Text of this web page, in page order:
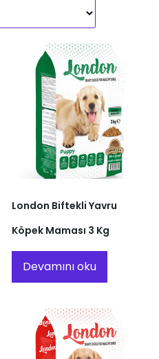
London Biftekli Yavru
Köpek Maması 3 Kg
Devamını oku